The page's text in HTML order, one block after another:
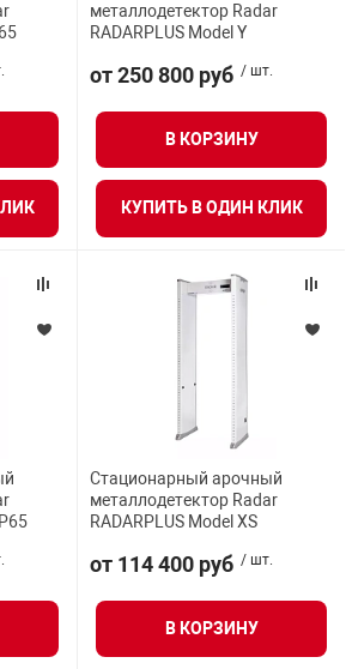
металлодетектор Radar
RADARPLUS Model Y
от 250 800 руб / шт.
В КОРЗИНУ
КУПИТЬ В ОДИН КЛИК
Стационарный арочный
металлодетектор Radar
RADARPLUS Model XS
от 114 400 руб / шт.
В КОРЗИНУ